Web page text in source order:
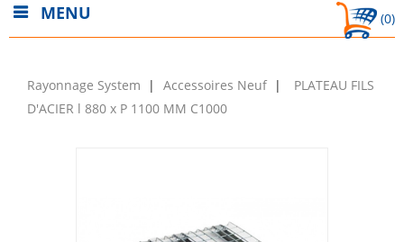
MENU (0)
Rayonnage System Accessoires Neuf
PLATEAU FILS
D'ACIER l 880 x P 1100 MM C1000